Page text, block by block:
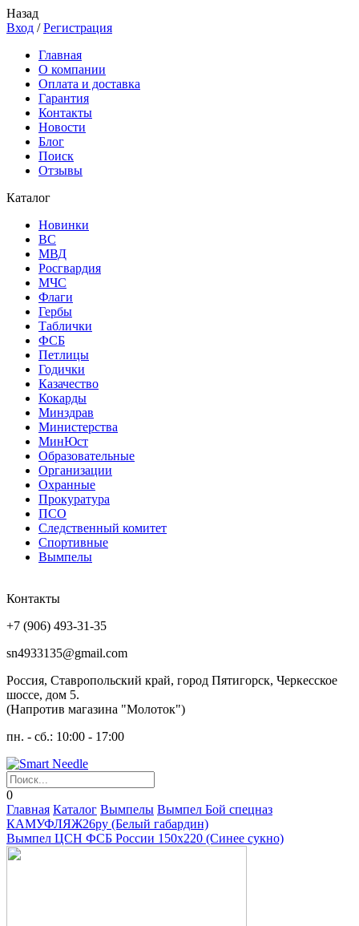
Назад
Вход /Регистрация
Главная
О компании
Оплата и доставка
Гарантия
Контакты
Новости
Блог
Поиск
Отзывы
Каталог
Новинки
ВС
МВД
Росгвардия
МЧС
Флаги
Гербы
Таблички
ФСБ
Петлицы
Годички
Казачество
Кокарды
Минздрав
Министерства
МинЮст
Образовательные
Организации
Охранные
Прокуратура
ПСО
Следственный комитет
Спортивные
Вымпелы
Контакты
+7 (906) 493-31-35
sn4933135@gmail.com
Россия, Ставропольский край, город Пятигорск, Черкесское
шоссе, дом 5.
(Напротив магазина "Молоток")
пн. - сб.: 10:00 - 17:00
0
Главная Каталог Вымпелы Вымпел Бой спецназ
КАМУФЛЯЖ26ру (Белый габардин)
Вымпел ЦСН ФСБ России 150х220 (Синее сукно)